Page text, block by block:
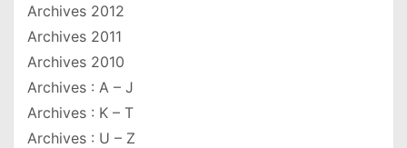
Archives 2012
Archives 2011
Archives 2010
Archives : A – J
Archives : K – T
Archives : U – Z